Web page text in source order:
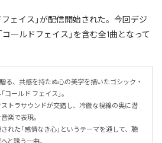
ェイス」が配信開始された。今回デジ
ールドフェイス」を含む全1曲となって
る、共感を持たぬ心の美学を描いたゴシック・
ールド フェイス」。
トラサウンドが交錯し、冷徹な視線の奥に潜
楽で表現。
れた「感情なき心」というテーマを通して、聴
と誘う一曲。